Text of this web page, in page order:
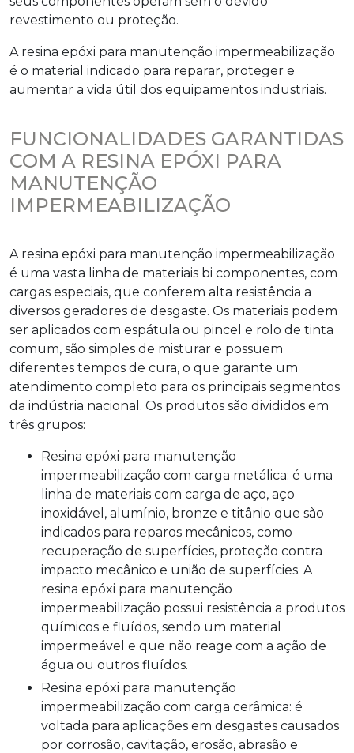
revestimento ou proteção.
A resina epóxi para manutenção impermeabilização
é o material indicado para reparar, proteger e
aumentar a vida útil dos equipamentos industriais.
FUNCIONALIDADES GARANTIDAS
COM A RESINA EPÓXI PARA
MANUTENÇÃO
IMPERMEABILIZAÇÃO
A resina epóxi para manutenção impermeabilização
é uma vasta linha de materiais bi componentes, com
cargas especiais, que conferem alta resistência a
diversos geradores de desgaste. Os materiais podem
ser aplicados com espátula ou pincel e rolo de tinta
comum, são simples de misturar e possuem
diferentes tempos de cura, o que garante um
atendimento completo para os principais segmentos
da indústria nacional. Os produtos são divididos em
três grupos:
Resina epóxi para manutenção
impermeabilização com carga metálica: é uma
linha de materiais com carga de aço, aço
inoxidável, alumínio, bronze e titânio que são
indicados para reparos mecânicos, como
recuperação de superfícies, proteção contra
impacto mecânico e união de superfícies. A
resina epóxi para manutenção
impermeabilização possui resistência a produtos
químicos e fluídos, sendo um material
impermeável e que não reage com a ação de
água ou outros fluídos.
Resina epóxi para manutenção
impermeabilização com carga cerâmica: é
voltada para aplicações em desgastes causados
por corrosão, cavitação, erosão, abrasão e